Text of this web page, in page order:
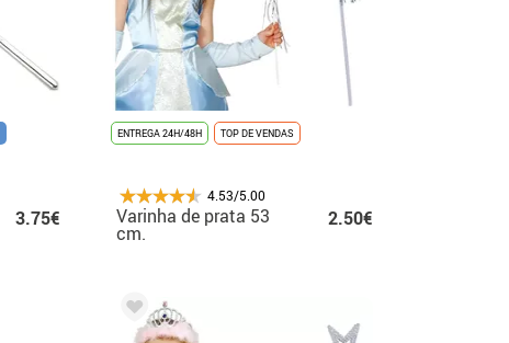
3.75€
ENTREGA 24H/48H TOP DE VENDAS
4.53/5.00
Varinha de prata 53
cm.
2.50€